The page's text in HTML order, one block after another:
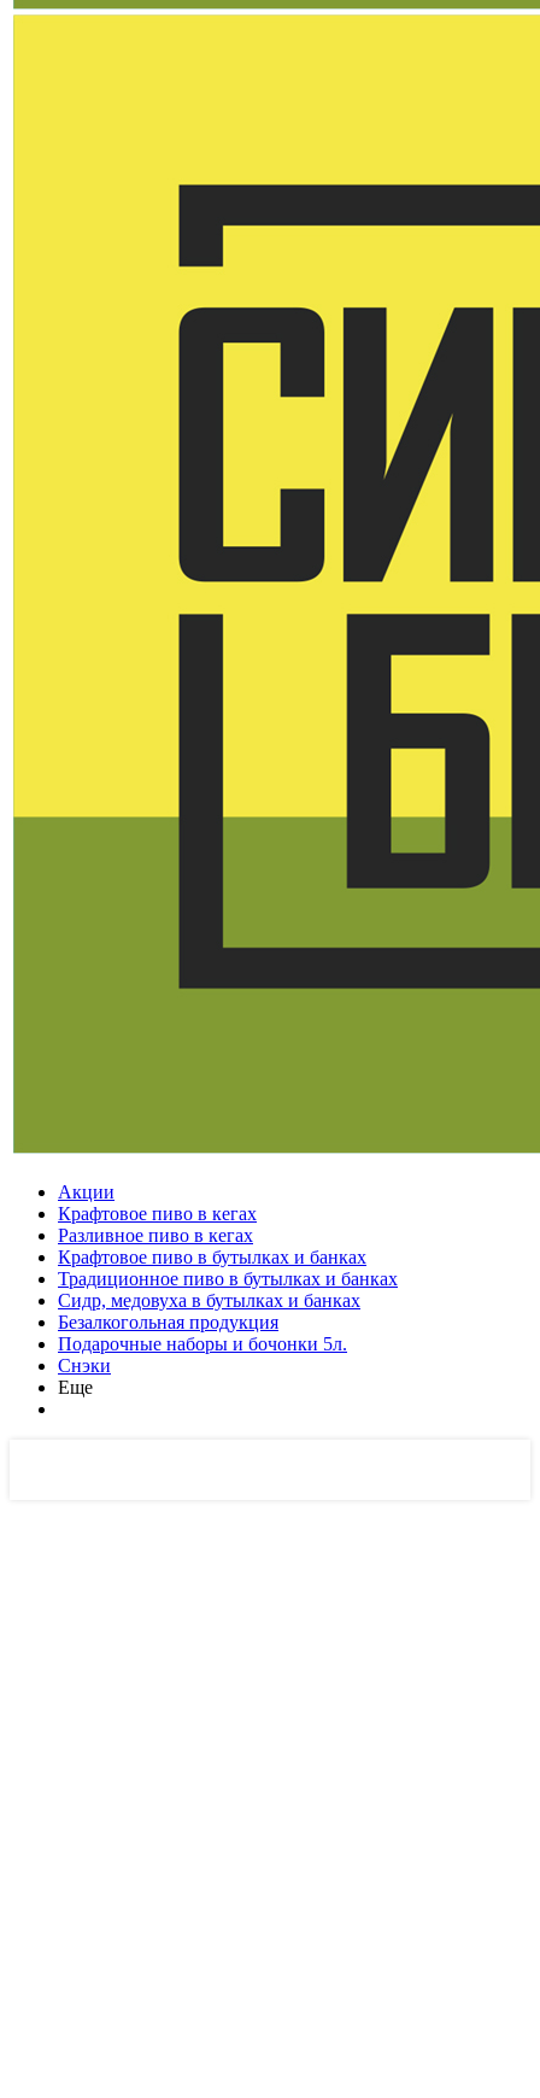
Акции
Крафтовое пиво в кегах
Разливное пиво в кегах
Крафтовое пиво в бутылках и банках
Традиционное пиво в бутылках и банках
Сидр, медовуха в бутылках и банках
Безалкогольная продукция
Подарочные наборы и бочонки 5л.
Снэки
Еще